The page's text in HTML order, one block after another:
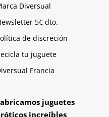
Diversual
5€ dto.
de discreción
tu juguete
Francia
juguetes
increíbles